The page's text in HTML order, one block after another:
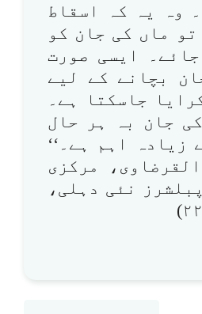
وہ یہ کہ اسقاط
ماں کی جان کو
ایسی صورت
بچانے کے لیے
جاسکتا ہے۔
جان بہ ہر حال
زیادہ اہم ہے۔‘‘
مرکزی
نئی دہلی،